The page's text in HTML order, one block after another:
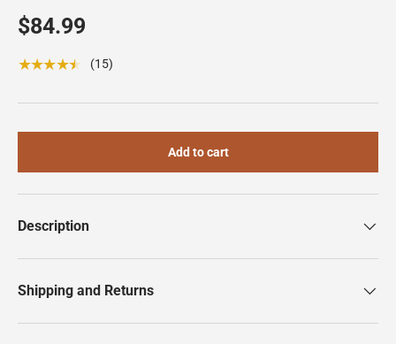
$84.99
★★★★★ (15)
Add to cart
Description
Shipping and Returns